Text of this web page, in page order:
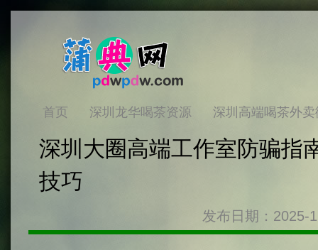
首页 深圳龙华喝茶资源 深圳高端喝茶外卖
深圳大圈高端工作室防骗指
技巧
发布日期：